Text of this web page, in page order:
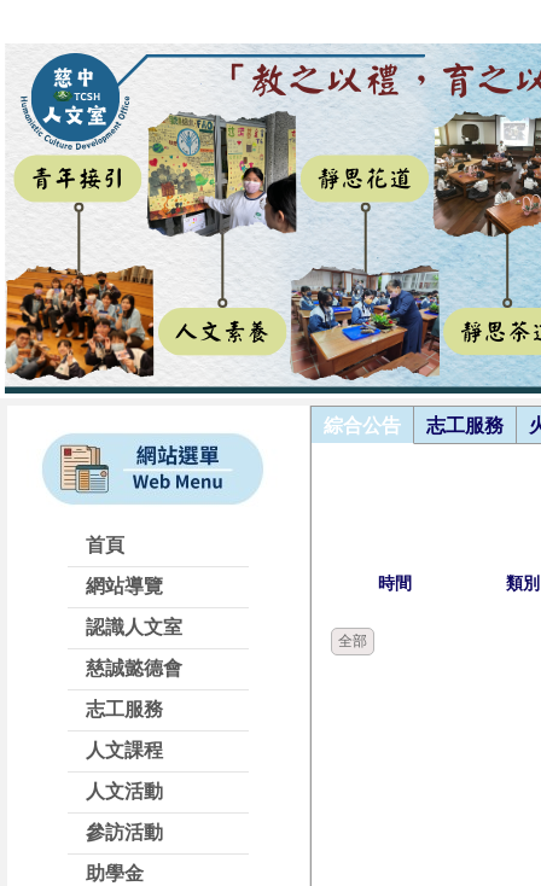
首頁
網站導覽
認識人文室
慈誠懿德會
志工服務
人文課程
人文活動
參訪活動
助學金
綜合公告 志工服務
時間 類別
全部